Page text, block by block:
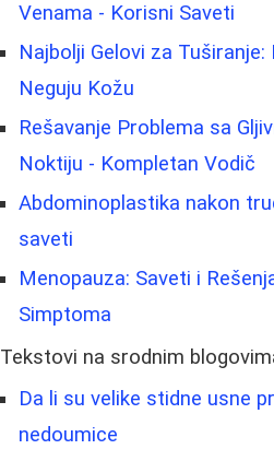
Venama - Korisni Saveti
Najbolji Gelovi za
Neguju Kožu
Rešavanje Problema sa
Noktiju - Kompletan Vodič
Abdominoplastika nakon
saveti
Menopauza: Saveti i
Simptoma
Tekstovi na srodnim
Da li su velike stidne usne
nedoumice